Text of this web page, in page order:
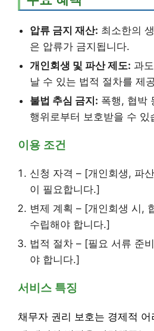
압류 금지 재산: 최소한의
은 압류가 금지됩니다.
개인회생 및 파산 제도: 과
날 수 있는 법적 절차를 제
불법 추심 금지: 폭행, 협박
행위로부터 보호받을 수 있
이용 조건
신청 자격 – [개인회생, 파
이 필요합니다.]
변제 계획 – [개인회생 시,
수립해야 합니다.]
법적 절차 – [필요 서류 준
야 합니다.]
서비스 특징
채무자 권리 보호는 경제적 어